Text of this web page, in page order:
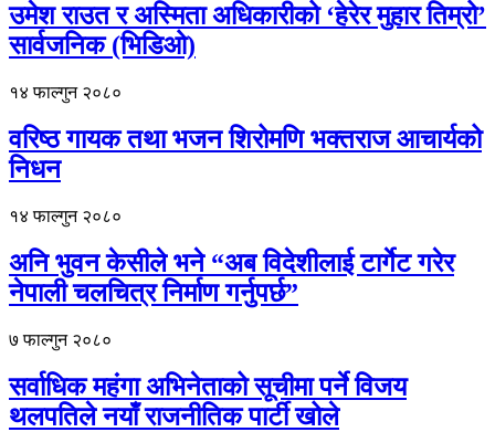
उमेश राउत र अस्मिता अधिकारीको ‘हेरेर मुहार तिम्रो’
सार्वजनिक (भिडिओ)
१४ फाल्गुन २०८०
वरिष्ठ गायक तथा भजन शिरोमणि भक्तराज आचार्यको
निधन
१४ फाल्गुन २०८०
अनि भुवन केसीले भने “अब विदेशीलाई टार्गेट गरेर
नेपाली चलचित्र निर्माण गर्नुपर्छ”
७ फाल्गुन २०८०
सर्वाधिक महंगा अभिनेताको सूचीमा पर्ने विजय
थलपतिले नयाँ राजनीतिक पार्टी खोले